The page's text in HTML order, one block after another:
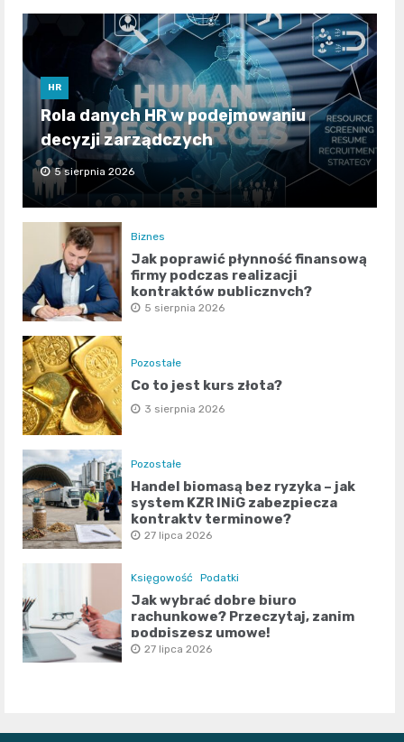
HR
Rola danych HR w podejmowaniu
decyzji zarządczych
5 sierpnia 2026
Biznes
Jak poprawić płynność finansową
firmy podczas realizacji
kontraktów publicznych?
5 sierpnia 2026
Pozostałe
Co to jest kurs złota?
3 sierpnia 2026
Pozostałe
Handel biomasą bez ryzyka – jak
system KZR INiG zabezpiecza
kontrakty terminowe?
27 lipca 2026
Księgowość Podatki
Jak wybrać dobre biuro
rachunkowe? Przeczytaj, zanim
podpiszesz umowę!
27 lipca 2026